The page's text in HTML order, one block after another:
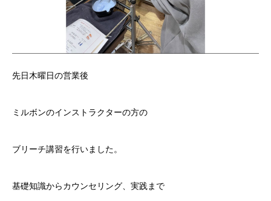
先日木曜日の営業後
ミルボンのインストラクターの方の
ブリーチ講習を行いました。
基礎知識からカウンセリング、実践まで